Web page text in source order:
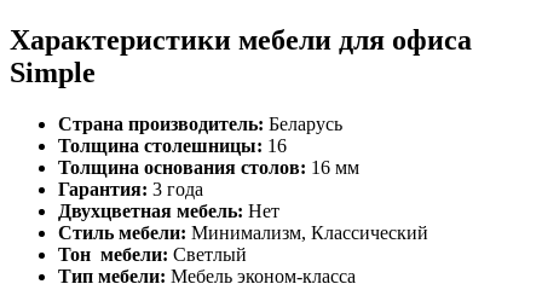
Характеристики мебели для офиса
Simple
Страна производитель: Беларусь
Толщина столешницы: 16
Толщина основания столов: 16 мм
Гарантия: 3 года
Двухцветная мебель: Нет
Стиль мебели: Минимализм, Классический
Тон мебели: Светлый
Тип мебели: Мебель эконом-класса